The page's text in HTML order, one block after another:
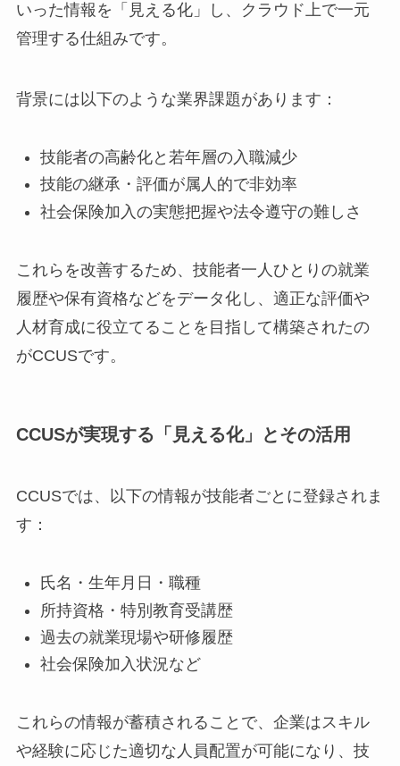
いった情報を「見える化」し、クラウド上で一元
管理する仕組みです。
背景には以下のような業界課題があります：
技能者の高齢化と若年層の入職減少
技能の継承・評価が属人的で非効率
社会保険加入の実態把握や法令遵守の難しさ
これらを改善するため、技能者一人ひとりの就業
履歴や保有資格などをデータ化し、適正な評価や
人材育成に役立てることを目指して構築されたの
がCCUSです。
CCUSが実現する「見える化」とその活用
CCUSでは、以下の情報が技能者ごとに登録されま
す：
氏名・生年月日・職種
所持資格・特別教育受講歴
過去の就業現場や研修履歴
社会保険加入状況など
これらの情報が蓄積されることで、企業はスキル
や経験に応じた適切な人員配置が可能になり、技